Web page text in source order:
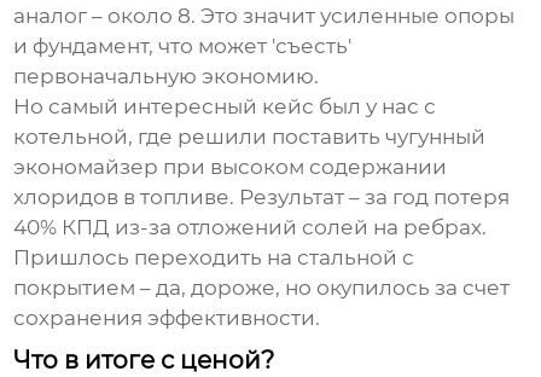
аналог – около 8. Это значит усиленные опоры
и фундамент, что может 'съесть'
первоначальную экономию.
Но самый интересный кейс был у нас с
котельной, где решили поставить чугунный
экономайзер при высоком содержании
хлоридов в топливе. Результат – за год потеря
40% КПД из-за отложений солей на ребрах.
Пришлось переходить на стальной с
покрытием – да, дороже, но окупилось за счет
сохранения эффективности.
Что в итоге с ценой?